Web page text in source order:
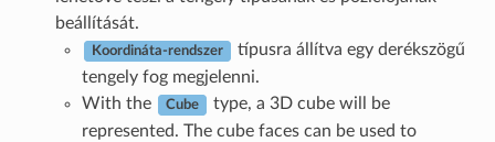
beállítását.
Koordináta-rendszer
típusra állítva egy derékszögű
tengely fog megjelenni.
With the
Cube
type, a 3D cube will be
represented. The cube faces can be used to